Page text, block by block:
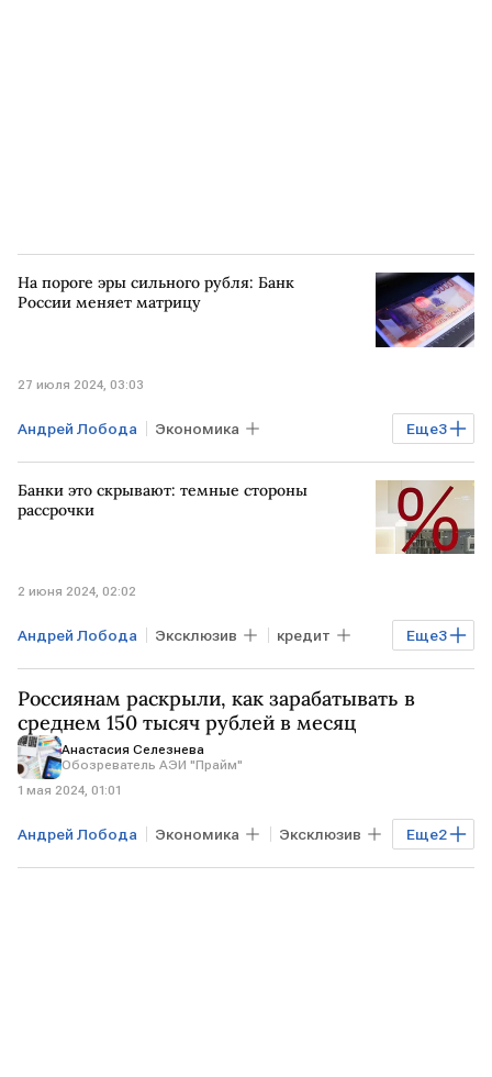
На пороге эры сильного рубля: Банк
России меняет матрицу
27 июля 2024, 03:03
Еще3
Андрей Лобода Экономика
Курсы валют ставка Банка России
Промышленность
Банки это скрывают: темные стороны
рассрочки
2 июня 2024, 02:02
Еще3
Андрей Лобода Эксклюзив кредит
рассрочка Банки BitRiver
Россиянам раскрыли, как зарабатывать в
среднем 150 тысяч рублей в месяц
Анастасия Селезнева
Обозреватель АЭИ "Прайм"
1 мая 2024, 01:01
Еще2
Андрей Лобода Экономика Эксклюзив
РОССИЯ зарплата